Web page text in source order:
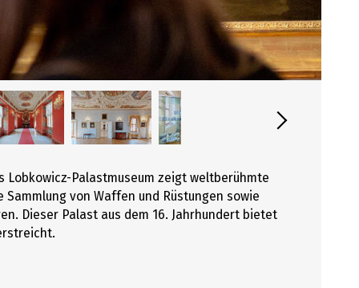
Lobkowicz-Palastmuseum zeigt weltberühmte
von Waffen und Rüstungen sowie
Dieser Palast aus dem 16. Jahrhundert bietet